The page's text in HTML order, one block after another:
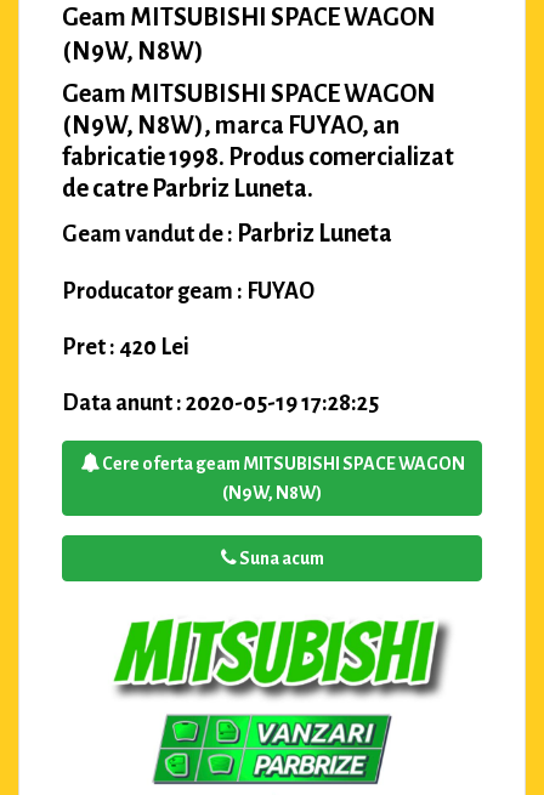
Geam MITSUBISHI SPACE WAGON
(N9W, N8W)
Geam MITSUBISHI SPACE WAGON
(N9W, N8W), marca FUYAO, an
fabricatie 1998. Produs comercializat
de catre Parbriz Luneta.
Geam vandut de : Parbriz Luneta
Producator geam : FUYAO
Pret : 420 Lei
Data anunt : 2020-05-19 17:28:25
Cere oferta geam MITSUBISHI SPACE WAGON
(N9W, N8W)
Suna acum